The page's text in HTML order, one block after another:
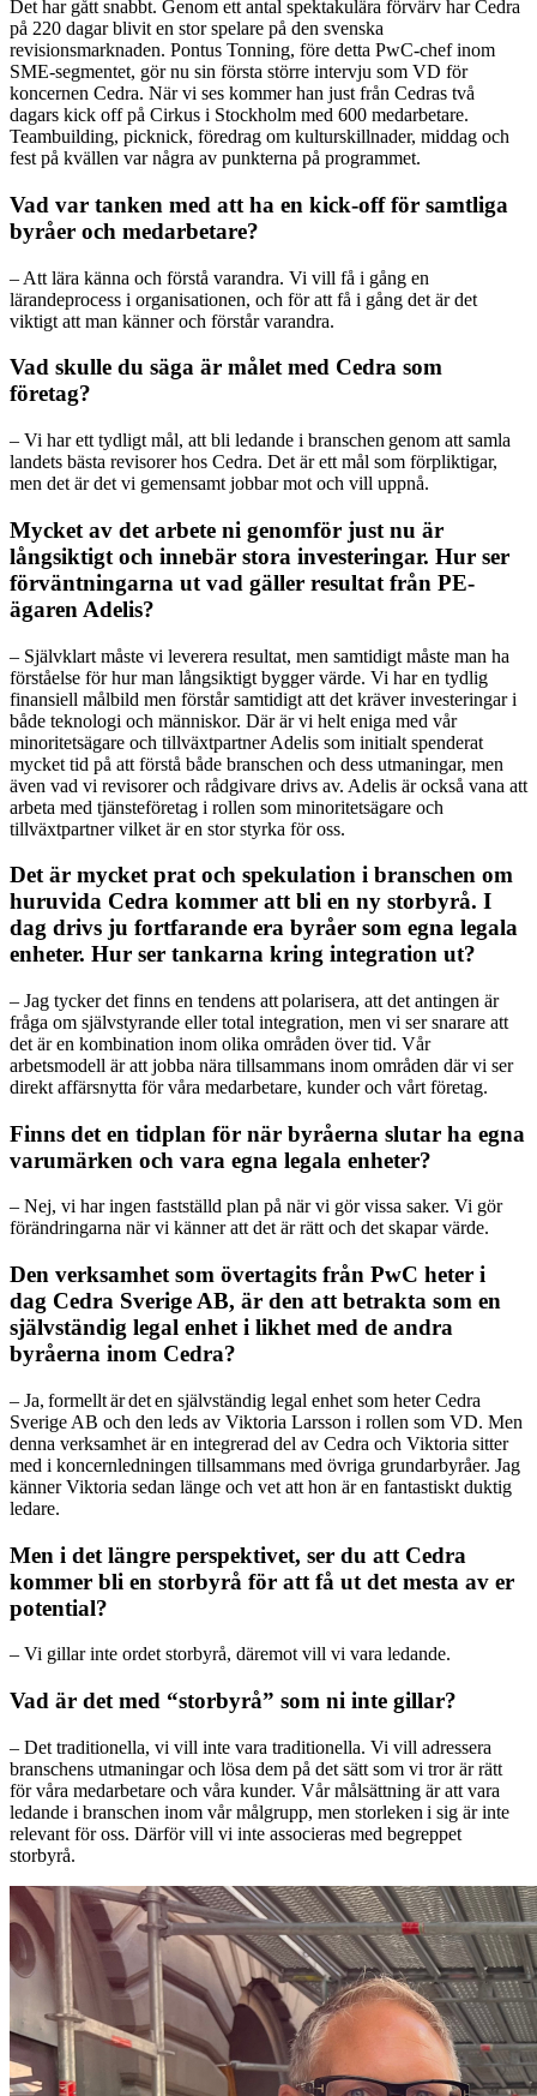
Det har gått snabbt. Genom ett antal spektakulära förvärv har Cedra
på 220 dagar blivit en stor spelare på den svenska
revisionsmarknaden. Pontus Tonning, före detta PwC-chef inom
SME-segmentet, gör nu sin första större intervju som VD för
koncernen Cedra. När vi ses kommer han just från Cedras två
dagars kick off på Cirkus i Stockholm med 600 medarbetare.
Teambuilding, picknick, föredrag om kulturskillnader, middag och
fest på kvällen var några av punkterna på programmet.
Vad var tanken med att ha en kick-off för samtliga
byråer och medarbetare?
– Att lära känna och förstå varandra. Vi vill få i gång en
lärandeprocess i organisationen, och för att få i gång det är det
viktigt att man känner och förstår varandra.
Vad skulle du säga är målet med Cedra som
företag?
– Vi har ett tydligt mål, att bli ledande i branschen genom att samla
landets bästa revisorer hos Cedra. Det är ett mål som förpliktigar,
men det är det vi gemensamt jobbar mot och vill uppnå.
Mycket av det arbete ni genomför just nu är
långsiktigt och innebär stora investeringar. Hur ser
förväntningarna ut vad gäller resultat från PE-
ägaren Adelis?
– Självklart måste vi leverera resultat, men samtidigt måste man ha
förståelse för hur man långsiktigt bygger värde. Vi har en tydlig
finansiell målbild men förstår samtidigt att det kräver investeringar i
både teknologi och människor. Där är vi helt eniga med vår
minoritetsägare och tillväxtpartner Adelis som initialt spenderat
mycket tid på att förstå både branschen och dess utmaningar, men
även vad vi revisorer och rådgivare drivs av. Adelis är också vana att
arbeta med tjänsteföretag i rollen som minoritetsägare och
tillväxtpartner vilket är en stor styrka för oss.
Det är mycket prat och spekulation i branschen om
huruvida Cedra kommer att bli en ny storbyrå. I
dag drivs ju fortfarande era byråer som egna legala
enheter. Hur ser tankarna kring integration ut?
– Jag tycker det finns en tendens att polarisera, att det antingen är
fråga om självstyrande eller total integration, men vi ser snarare att
det är en kombination inom olika områden över tid. Vår
arbetsmodell är att jobba nära tillsammans inom områden där vi ser
direkt affärsnytta för våra medarbetare, kunder och vårt företag.
Finns det en tidplan för när byråerna slutar ha egna
varumärken och vara egna legala enheter?
– Nej, vi har ingen fastställd plan på när vi gör vissa saker. Vi gör
förändringarna när vi känner att det är rätt och det skapar värde.
Den verksamhet som övertagits från PwC heter i
dag Cedra Sverige AB, är den att betrakta som en
självständig legal enhet i likhet med de andra
byråerna inom Cedra?
– Ja, formellt är det en självständig legal enhet som heter Cedra
Sverige AB och den leds av Viktoria Larsson i rollen som VD. Men
denna verksamhet är en integrerad del av Cedra och Viktoria sitter
med i koncernledningen tillsammans med övriga grundarbyråer. Jag
känner Viktoria sedan länge och vet att hon är en fantastiskt duktig
ledare.
Men i det längre perspektivet, ser du att Cedra
kommer bli en storbyrå för att få ut det mesta av er
potential?
– Vi gillar inte ordet storbyrå, däremot vill vi vara ledande.
Vad är det med “storbyrå” som ni inte gillar?
– Det traditionella, vi vill inte vara traditionella. Vi vill adressera
branschens utmaningar och lösa dem på det sätt som vi tror är rätt
för våra medarbetare och våra kunder. Vår målsättning är att vara
ledande i branschen inom vår målgrupp, men storleken i sig är inte
relevant för oss. Därför vill vi inte associeras med begreppet
storbyrå.